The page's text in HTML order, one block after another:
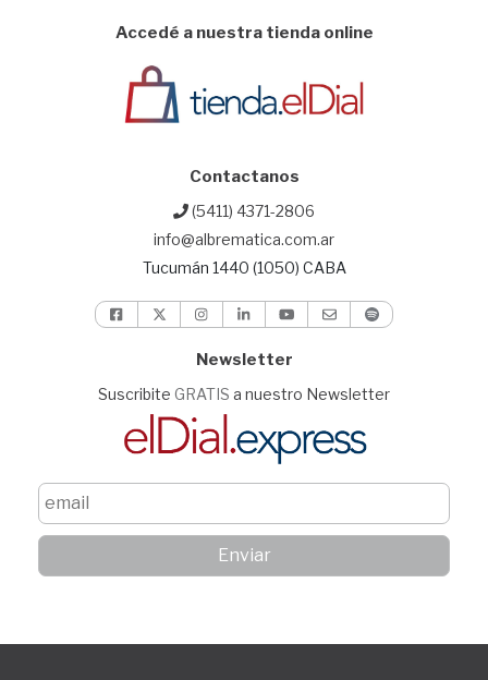
Accedé a nuestra tienda online
Contactanos
(5411) 4371-2806
info@albrematica.com.ar
Tucumán 1440 (1050) CABA
Newsletter
Suscribite GRATIS a nuestro Newsletter